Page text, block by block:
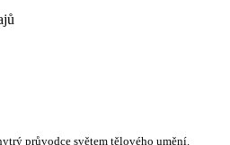
průvodce světem tělového umění.